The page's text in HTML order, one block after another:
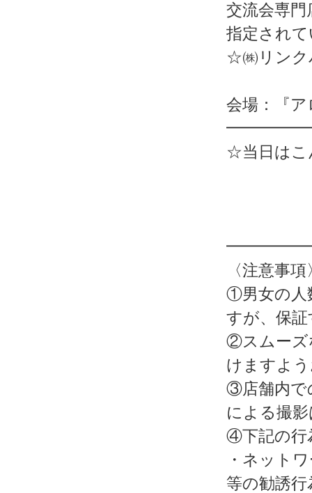
交流会専
指定され
☆㈱リン
会場：『
☆当日はこ
〈注意事項
①男女の人
すが、保
②スムーズ
けますよ
③店舗内で
による撮
④下記の行
・ネット
等の勧誘行